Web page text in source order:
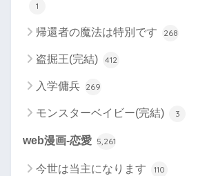
1
帰還者の魔法は特別です 268
盗掘王(完結) 412
入学傭兵 269
モンスターベイビー(完結) 3
web漫画-恋愛 5,261
今世は当主になります 110